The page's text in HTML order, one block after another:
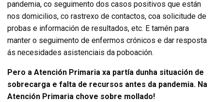
pandemia, co seguimento dos casos positivos que están
nos domicilios, co rastrexo de contactos, coa solicitude de
probas e información de resultados, etc. E tamén para
manter o seguimento de enfermos crónicos e dar resposta
ás necesidades asistenciais da poboación.
Pero a Atención Primaria xa partía dunha situación de
sobrecarga e falta de recursos antes da pandemia. Na
Atención Primaria chove sobre mollado!